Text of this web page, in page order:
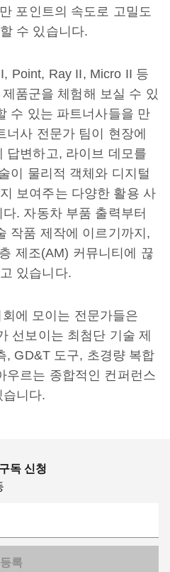
포인트의 속도로 고밀도
수 있습니다.
Point, Ray II, Micro II 등
품군을 체험해 보실 수 있
수 있는 파트너사들을 만
사 전문가 팀이 현장에
답변하고, 라이브 데모를
이 물리적 객체와 디지털
보여주는 다양한 활용 사
. 자동차 부품 출력부터
작품 제작에 이르기까지,
제조(AM) 커뮤니티에 끊
있습니다.
에 모이는 전문가들은
선보이는 최첨단 기술 제
, GD&T 도구, 초경량 복합
우르는 종합적인 컨퍼런스
니다.
독 신청